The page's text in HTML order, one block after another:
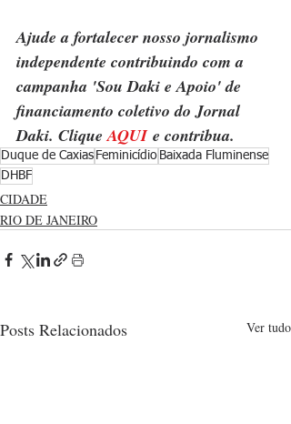
Ajude a fortalecer nosso jornalismo
independente contribuindo com a
campanha 'Sou Daki e Apoio' de
financiamento coletivo do Jornal
Daki. Clique AQUI e contribua.
Duque de Caxias Feminicídio Baixada Fluminense
DHBF
CIDADE
RIO DE JANEIRO
Posts Relacionados Ver tudo